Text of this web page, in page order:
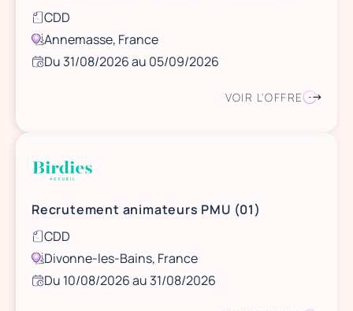
CDD
Annemasse, France
Du 31/08/2026 au 05/09/2026
VOIR L'OFFRE
Recrutement animateurs PMU (01)
CDD
Divonne-les-Bains, France
Du 10/08/2026 au 31/08/2026